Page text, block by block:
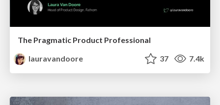
The Pragmatic Product Professional
lauravandoore
37 7.4k